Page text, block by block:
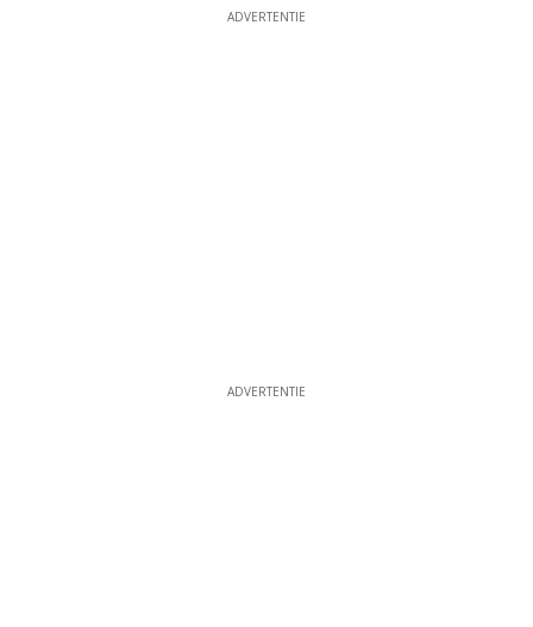
ADVERTENTIE
ADVERTENTIE